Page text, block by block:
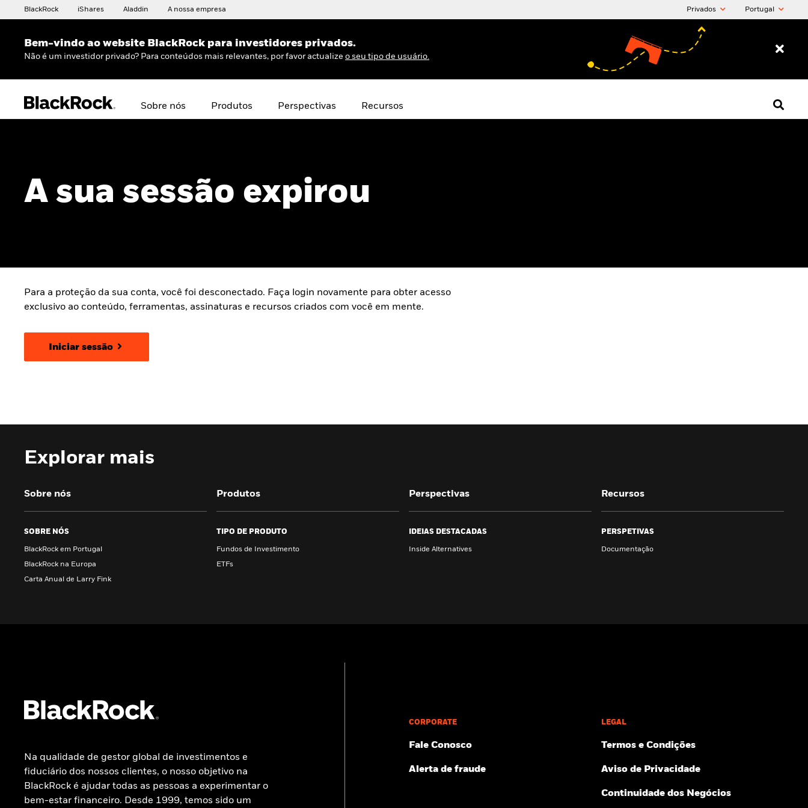
BlackRock iShares Aladdin A nossa empresa Privados Portugal
Bem-vindo ao website BlackRock para investidores privados.
Não é um investidor privado? Para conteúdos mais relevantes, por favor actualize o seu tipo de usuário.
Sobre nós Produtos Perspectivas Recursos
A sua sessão expirou
Para a proteção da sua conta, você foi desconectado. Faça login novamente para obter acesso
exclusivo ao conteúdo, ferramentas, assinaturas e recursos criados com você em mente.
Iniciar sessão
Explorar mais
Sobre nós
SOBRE NÓS
BlackRock em Portugal
BlackRock na Europa
Carta Anual de Larry Fink
Produtos
TIPO DE PRODUTO
Fundos de Investimento
ETFs
Perspectivas
IDEIAS DESTACADAS
Inside Alternatives
Recursos
PERSPETIVAS
Documentação
Na qualidade de gestor global de investimentos e
fiduciário dos nossos clientes, o nosso objetivo na
BlackRock é ajudar todas as pessoas a experimentar o
bem-estar financeiro. Desde 1999, temos sido um
CORPORATE
Fale Conosco
Alerta de fraude
LEGAL
Termos e Condições
Aviso de Privacidade
Continuidade dos Negócios